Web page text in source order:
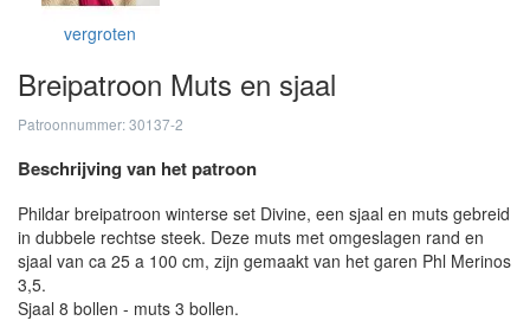
vergroten
Breipatroon Muts en sjaal
Patroonnummer: 30137-2
Beschrijving van het patroon
Phildar breipatroon winterse set Divine, een sjaal en muts gebreid
in dubbele rechtse steek. Deze muts met omgeslagen rand en
sjaal van ca 25 a 100 cm, zijn gemaakt van het garen Phl Merinos
3,5.
Sjaal 8 bollen - muts 3 bollen.